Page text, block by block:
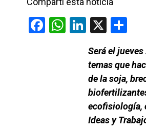
F
W Li
ke
dI
n
X
m
p
ar
tir
Será el
temas que
de la soja,
ecofisiología,
Ideas y